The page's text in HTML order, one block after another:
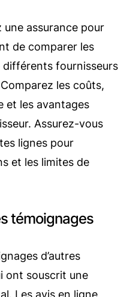
assurance pour
de comparer les
différents fournisseurs
les coûts,
et les avantages
Assurez-vous
lignes pour
et les limites de
témoignages
d’autres
ont souscrit une
Les avis en ligne